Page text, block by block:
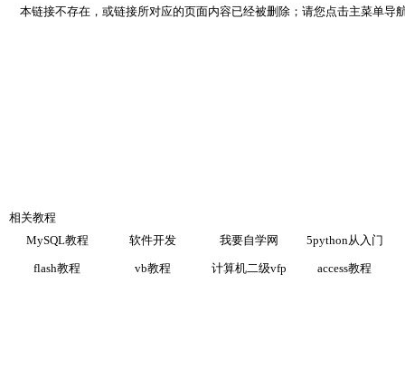
相关教程
MySQL教程
软件开发 我要自学网 5python从入门
flash教程 vb教程 计算机二级vfp access教程